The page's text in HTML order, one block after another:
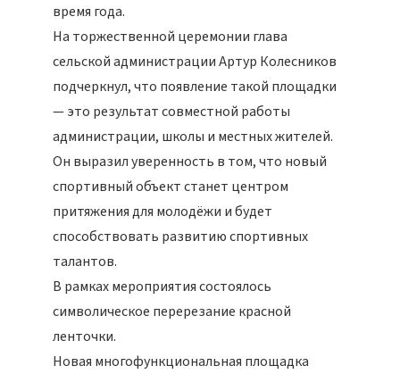
время года.
На торжественной церемонии глава
сельской администрации Артур Колесников
подчеркнул, что появление такой площадки
— это результат совместной работы
администрации, школы и местных жителей.
Он выразил уверенность в том, что новый
спортивный объект станет центром
притяжения для молодёжи и будет
способствовать развитию спортивных
талантов.
В рамках мероприятия состоялось
символическое перерезание красной
ленточки.
Новая многофункциональная площадка